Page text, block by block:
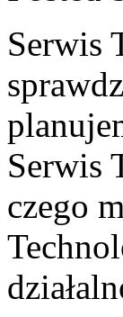
Serwis
Serwis
czego